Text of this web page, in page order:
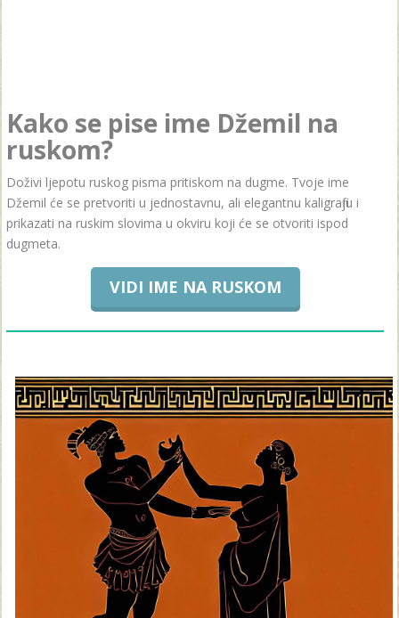
Kako se pise ime Džemil na
ruskom?
Doživi ljepotu ruskog pisma pritiskom na dugme. Tvoje ime
Džemil će se pretvoriti u jednostavnu, ali elegantnu kaligrafiju i
prikazati na ruskim slovima u okviru koji će se otvoriti ispod
dugmeta.
VIDI IME NA RUSKOM